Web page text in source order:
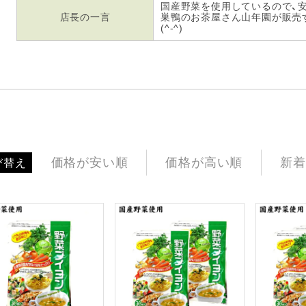
店長の一言
国産野菜を使用しているので、
巣鴨のお茶屋さん山年園が販
(^-^)
え 価格が安い順 価格が高い順 新